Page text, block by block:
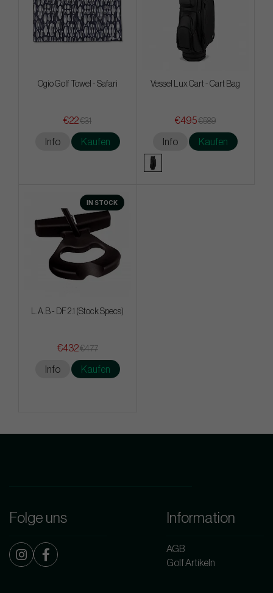
Ogio Golf Towel - Safari
€22€31
Info Kaufen
Vessel Lux Cart - Cart Bag
€495€589
Info Kaufen
IN STOCK
L.A.B - DF 2.1 (Stock Specs)
€432€477
Info Kaufen
Folge uns Information
AGB
Golf Artikeln